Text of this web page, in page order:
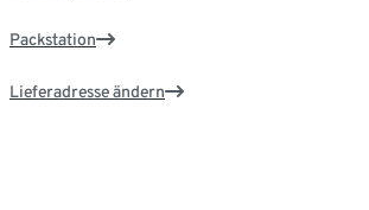
Packstation
Lieferadresse ändern